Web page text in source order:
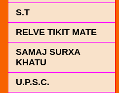
S.T
RELVE TIKIT MATE
SAMAJ SURXA
KHATU
U.P.S.C.